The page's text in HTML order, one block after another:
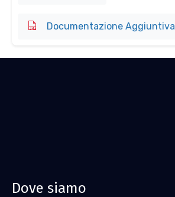
Documentazione Aggiuntiva
Dove siamo